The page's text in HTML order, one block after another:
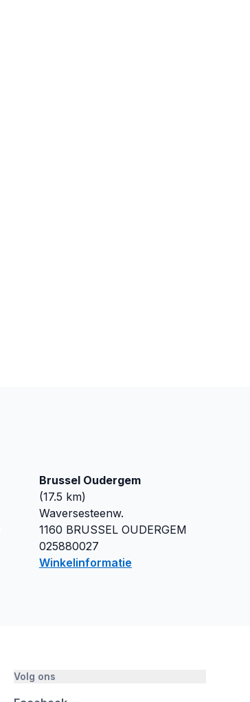
Brussel Oudergem
(17.5 km)
Waversesteenw.
1160 BRUSSEL OUDERGEM
025880027
Winkelinformatie
Volg ons